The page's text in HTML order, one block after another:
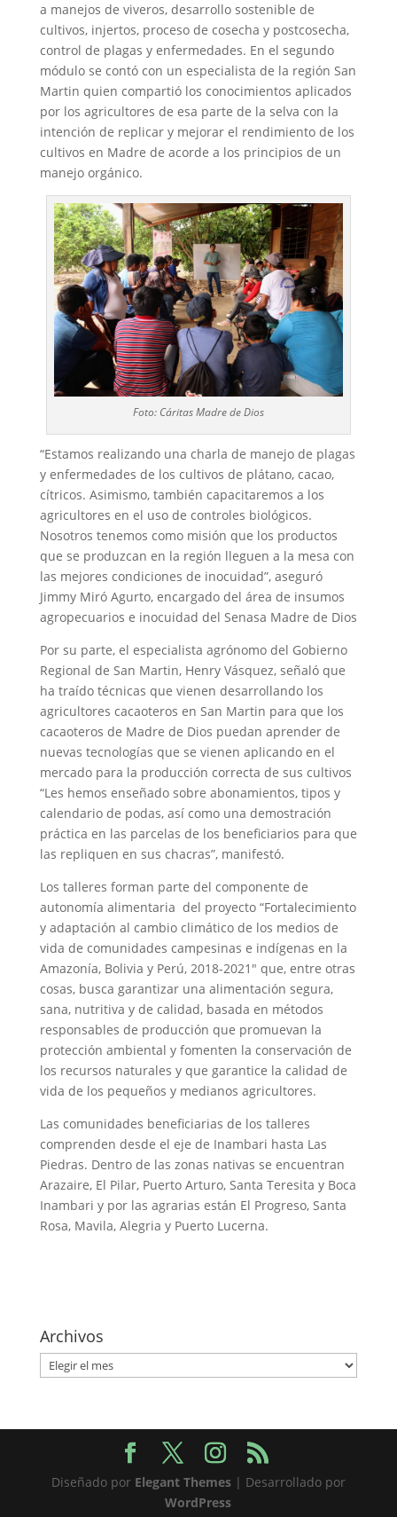
a manejos de viveros, desarrollo sostenible de
cultivos, injertos, proceso de cosecha y postcosecha,
control de plagas y enfermedades. En el segundo
módulo se contó con un especialista de la región San
Martin quien compartió los conocimientos aplicados
por los agricultores de esa parte de la selva con la
intención de replicar y mejorar el rendimiento de los
cultivos en Madre de acorde a los principios de un
manejo orgánico.
Foto: Cáritas Madre de Dios
“Estamos realizando una charla de manejo de plagas
y enfermedades de los cultivos de plátano, cacao,
cítricos. Asimismo, también capacitaremos a los
agricultores en el uso de controles biológicos.
Nosotros tenemos como misión que los productos
que se produzcan en la región lleguen a la mesa con
las mejores condiciones de inocuidad”, aseguró
Jimmy Miró Agurto, encargado del área de insumos
agropecuarios e inocuidad del Senasa Madre de Dios
Por su parte, el especialista agrónomo del Gobierno
Regional de San Martin, Henry Vásquez, señaló que
ha traído técnicas que vienen desarrollando los
agricultores cacaoteros en San Martin para que los
cacaoteros de Madre de Dios puedan aprender de
nuevas tecnologías que se vienen aplicando en el
mercado para la producción correcta de sus cultivos
“Les hemos enseñado sobre abonamientos, tipos y
calendario de podas, así como una demostración
práctica en las parcelas de los beneficiarios para que
las repliquen en sus chacras”, manifestó.
Los talleres forman parte del componente de
autonomía alimentaria del proyecto “Fortalecimiento
y adaptación al cambio climático de los medios de
vida de comunidades campesinas e indígenas en la
Amazonía, Bolivia y Perú, 2018-2021″ que, entre otras
cosas, busca garantizar una alimentación segura,
sana, nutritiva y de calidad, basada en métodos
responsables de producción que promuevan la
protección ambiental y fomenten la conservación de
los recursos naturales y que garantice la calidad de
vida de los pequeños y medianos agricultores.
Las comunidades beneficiarias de los talleres
comprenden desde el eje de Inambari hasta Las
Piedras. Dentro de las zonas nativas se encuentran
Arazaire, El Pilar, Puerto Arturo, Santa Teresita y Boca
Inambari y por las agrarias están El Progreso, Santa
Rosa, Mavila, Alegria y Puerto Lucerna.
Archivos
Archivos
Diseñado por Elegant Themes| Desarrollado por
WordPress